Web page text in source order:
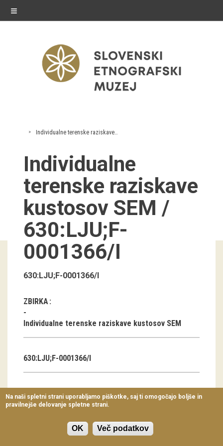
≡
razstave
Stalne razstave
Občasne razstave
Gostovanja
E-razstave
Virtualni sprehodi
Razstavni projekti
Napovednik
Arhiv razstav
dogodki
Prireditve
Predavanja
Delavnice
Vodeni ogledi
Individualne terenske raziskave kustosov SEM
Individualne
terenske raziskave
kustosov SEM /
630:LJU;F-
0001366/I
630:LJU;F-0001366/I
ZBIRKA
Individualne terenske raziskave kustosov SEM
630:LJU;F-0001366/I
AVTOR
Na naši spletni strani uporabljamo piškotke, saj ti omogočajo boljše in
pravilnejše delovanje spletne strani.
OK Več podatkov